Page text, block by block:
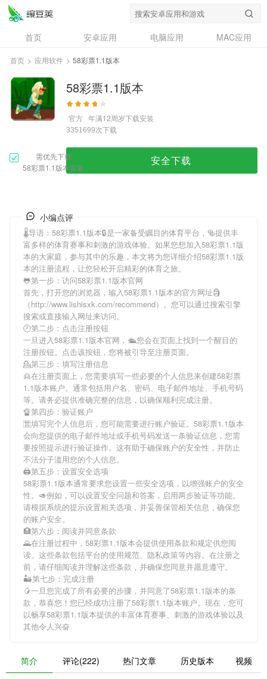
首页 安卓应用 电脑应用
MAC应用
资讯
专题
问答
首页 > 应用软件 > 58彩票1.1版本
58彩票1.1版本
官方 年满12周岁下载安装
3351699次下载
需优先下载
58彩票1.1版本安装
安全下载
小编点评
🌡导语： 58彩票1.1版本🔒是一家备受瞩目的体育平台，🥯提供丰
富多样的体育赛事和刺激的游戏体验。如果您想加入58彩票1.1版
本的大家庭，参与其中的乐趣，本文将为您详细介绍58彩票1.1版
本的注册流程，让您轻松开启精彩的体育之旅。
🐸第一步：访问58彩票1.1版本官网
首先，打开您的浏览器，输入58彩票1.1版本的官方网址🗿
（http://www.lishisxk.com/recommend）。您可以通过搜索引擎
搜索或直接输入网址来访问。
🕗第二步：点击注册按钮
一旦进入58彩票1.1版本官网，🛳您会在页面上找到一个醒目的
注册按钮。点击该按钮，您将被引导至注册页面。
💁第三步：填写注册信息
👱在注册页面上，您需要填写一些必要的个人信息来创建58彩票
1.1版本账户。通常包括用户名、密码、电子邮件地址、手机号码
等。请务必提供准确完整的信息，以确保顺利完成注册。
🔏第四步：验证账户
🈺填写完个人信息后，您可能需要进行账户验证。 58彩票1.1版本
会向您提供的电子邮件地址或手机号码发送一条验证信息，您需
要按照提示进行验证操作。这有助于确保账户的安全性，并防止
不法分子滥用您的个人信息。
🖨第五步：设置安全选项
58彩票1.1版本通常要求您设置一些安全选项，以增强账户的安全
性。🥑例如，可以设置安全问题和答案，启用两步验证等功能。
请根据系统的提示设置相关选项，并妥善保管相关信息，确保您
的账户安全。
🏥第六步：阅读并同意条款
🌄在注册过程中， 58彩票1.1版本会提供使用条款和规定供您阅
读。这些条款包括平台的使用规范、隐私政策等内容。在注册之
前，请仔细阅读并理解这些条款，并确保您同意并愿意遵守。
🏜第七步：完成注册
🥭一旦您完成了所有必要的步骤，并同意了58彩票1.1版本的条
款，恭喜您！您已经成功注册了58彩票1.1版本账户。现在，您可
以畅享58彩票1.1版本提供的丰富体育赛事、刺激的游戏体验以及
其他令人兴奋
简介 评论(222) 热门文章 历史版本 视频